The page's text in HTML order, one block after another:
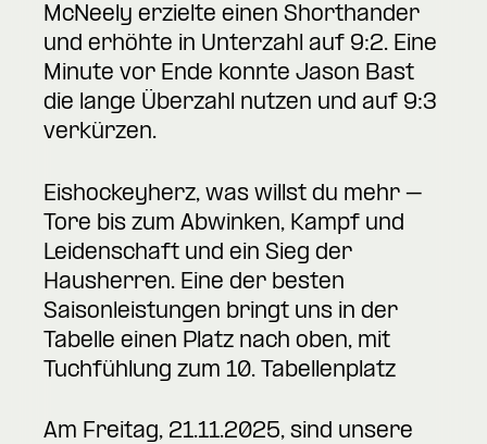
McNeely erzielte einen Shorthander
und erhöhte in Unterzahl auf 9:2. Eine
Minute vor Ende konnte Jason Bast
die lange Überzahl nutzen und auf 9:3
verkürzen.
Eishockeyherz, was willst du mehr –
Tore bis zum Abwinken, Kampf und
Leidenschaft und ein Sieg der
Hausherren. Eine der besten
Saisonleistungen bringt uns in der
Tabelle einen Platz nach oben, mit
Tuchfühlung zum 10. Tabellenplatz
Am Freitag, 21.11.2025, sind unsere